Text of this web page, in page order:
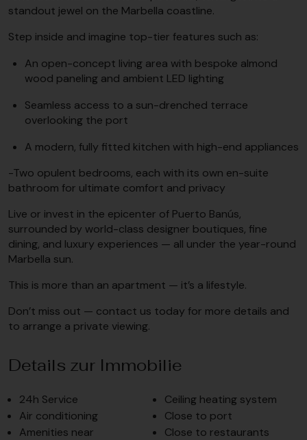
standout jewel on the Marbella coastline.
Step inside and imagine top-tier features such as:
An open-concept living area with bespoke almond
wood paneling and ambient LED lighting
Seamless access to a sun-drenched terrace
overlooking the port
A modern, fully fitted kitchen with high-end appliances
-Two opulent bedrooms, each with its own en-suite
bathroom for ultimate comfort and privacy
Live or invest in the epicenter of Puerto Banús,
surrounded by world-class designer boutiques, fine
dining, and luxury experiences — all under the year-round
Marbella sun.
This is more than an apartment — it’s a lifestyle.
Don’t miss out — contact us today for more details and
to arrange a private viewing.
Details zur Immobilie
24h Service
Air conditioning
Amenities near
Ceiling heating system
Close to port
Close to restaurants